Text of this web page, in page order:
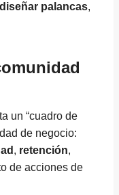
diseñar palancas,
un “cuadro de
de negocio:
, retención,
de acciones de